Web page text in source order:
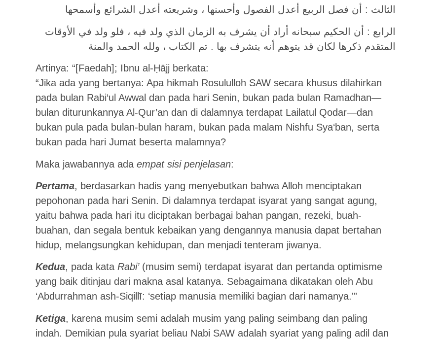
الثالث : أن فصل الربيع أعدل الفصول وأحسنها ، وشريعته أعدل الشرائع وأسمحها
الرابع : أن الحكيم سبحانه أراد أن يشرف به الزمان الذي ولد فيه ، فلو ولد في الأوقات
المتقدم ذكرها لكان قد يتوهم أنه يتشرف بها . تم الكتاب ، ولله الحمد والمنة
Artinya: “[Faedah]; Ibnu al-Ḥājj berkata:
“Jika ada yang bertanya: Apa hikmah Rosululloh SAW secara khusus dilahirkan
pada bulan Rabi‘ul Awwal dan pada hari Senin, bukan pada bulan Ramadhan—
bulan diturunkannya Al-Qur’an dan di dalamnya terdapat Lailatul Qodar—dan
bukan pula pada bulan-bulan haram, bukan pada malam Nishfu Sya‘ban, serta
bukan pada hari Jumat beserta malamnya?
Maka jawabannya ada empat sisi penjelasan:
Pertama, berdasarkan hadis yang menyebutkan bahwa Alloh menciptakan
pepohonan pada hari Senin. Di dalamnya terdapat isyarat yang sangat agung,
yaitu bahwa pada hari itu diciptakan berbagai bahan pangan, rezeki, buah-
buahan, dan segala bentuk kebaikan yang dengannya manusia dapat bertahan
hidup, melangsungkan kehidupan, dan menjadi tenteram jiwanya.
Kedua, pada kata Rabi’(musim semi) terdapat isyarat dan pertanda optimisme
yang baik ditinjau dari makna asal katanya. Sebagaimana dikatakan oleh Abu
‘Abdurrahman ash-Siqillī: ‘setiap manusia memiliki bagian dari namanya.'”
Ketiga, karena musim semi adalah musim yang paling seimbang dan paling
indah. Demikian pula syariat beliau Nabi SAW adalah syariat yang paling adil dan